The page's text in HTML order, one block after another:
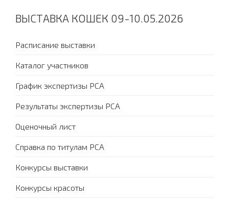
ВЫСТАВКА КОШЕК 09-10.05.2026
Расписание выставки
Каталог участников
График экспертизы PCA
Результаты экспертизы PCA
Оценочный лист
Справка по титулам PCA
Конкурсы выставки
Конкурсы красоты